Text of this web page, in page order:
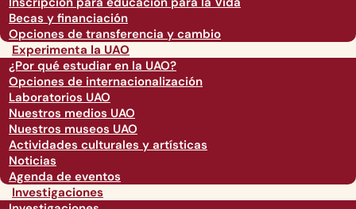
Becas y financiación
Opciones de transferencia y cambio
Experimenta la UAO
¿Por qué estudiar en la UAO?
Opciones de internacionalización
Laboratorios UAO
Nuestros medios UAO
Nuestros museos UAO
Actividades culturales y artísticas
Noticias
Agenda de eventos
Investigaciones